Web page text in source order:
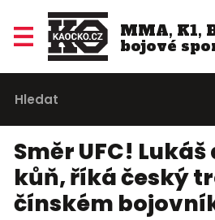
MMA, K1,
bojové
Směr UFC!
kůň, říká český
čínském